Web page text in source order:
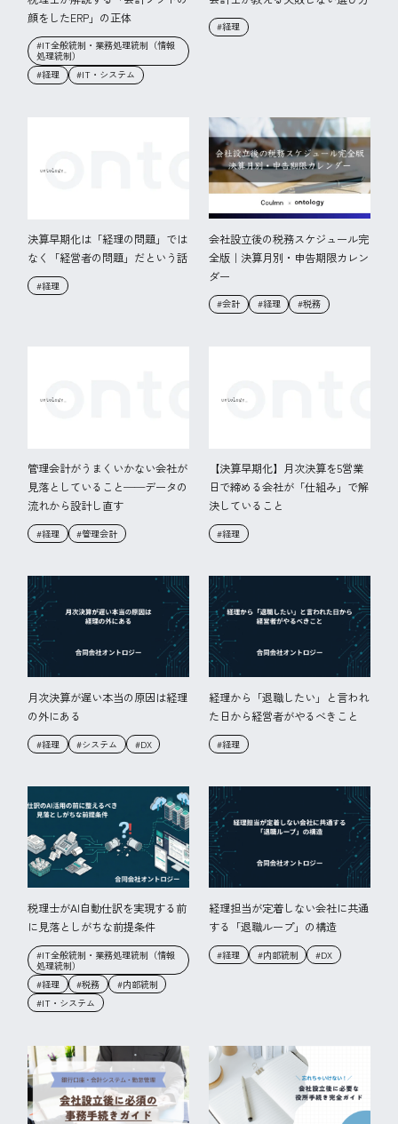
顔をしたERP」の正体
#IT全般統制・業務処理統制（情報
処理統制）
#経理
#IT・システム
#経理
決算早期化は「経理の問題」では
なく「経営者の問題」だという話
#経理
会社設立後の税務スケジュール完
全版｜決算月別・申告期限カレン
ダー
#会計 #経理 #税務
管理会計がうまくいかない会社が
見落としていること──データの
流れから設計し直す
#経理 #管理会計
【決算早期化】月次決算を5営業
日で締める会社が「仕組み」で解
決していること
#経理
月次決算が遅い本当の原因は経理
の外にある
#経理 #システム #DX
経理から「退職したい」と言われ
た日から経営者がやるべきこと
#経理
税理士がAI自動仕訳を実現する前
に見落としがちな前提条件
#IT全般統制・業務処理統制（情報
処理統制）
#経理
#税務
#内部統制
#IT・システム
経理担当が定着しない会社に共通
する「退職ループ」の構造
#経理 #内部統制 #DX